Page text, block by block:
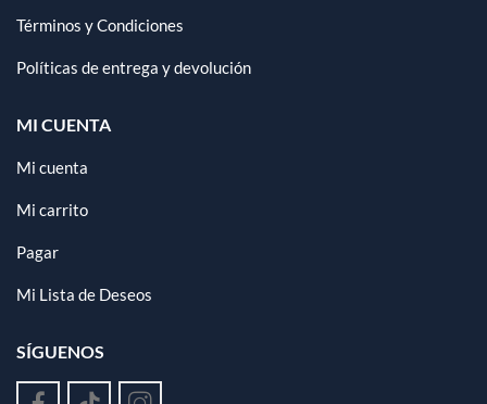
Términos y Condiciones
Políticas de entrega y devolución
MI CUENTA
Mi cuenta
Mi carrito
Pagar
Mi Lista de Deseos
SÍGUENOS